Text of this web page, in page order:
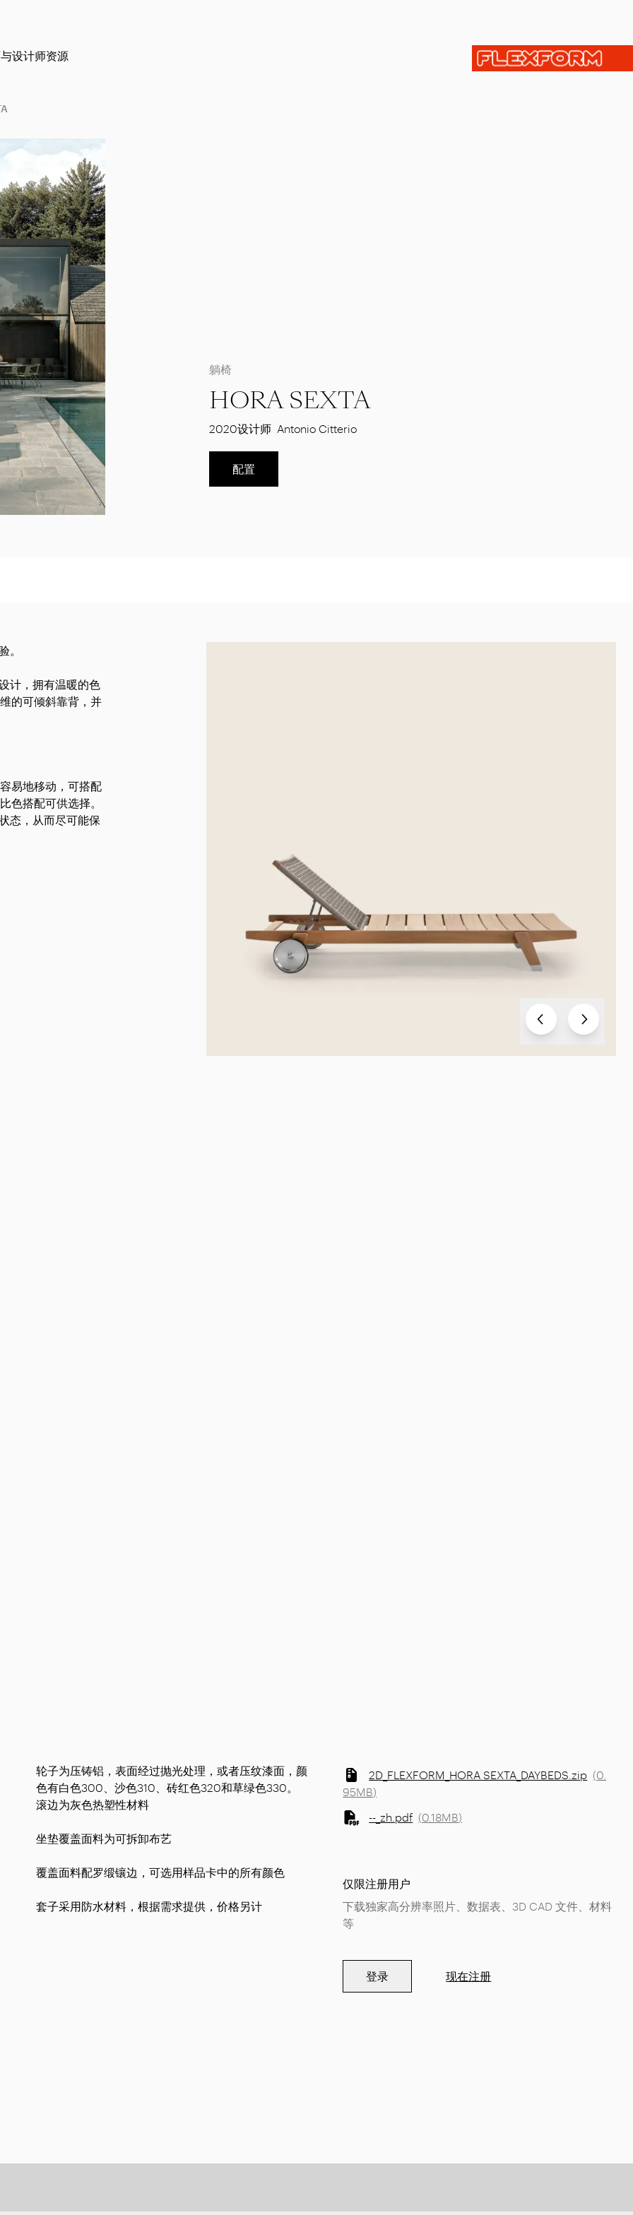
设计师资源
躺椅
HORA SEXTA
2020设计师 Antonio Citterio
配置
。
计，拥有温暖的色
的可倾斜靠背，并
易地移动，可搭配
色搭配可供选择。
态，从而尽可能保
Test Test
轮子为压铸铝，表面经过抛光处理，或者压纹漆面，颜
色有白色300、沙色310、砖红色320和草绿色330。
滚边为灰色热塑性材料
坐垫覆盖面料为可拆卸布艺
覆盖面料配罗缎镶边，可选用样品卡中的所有颜色
套子采用防水材料，根据需求提供，价格另计
2D_FLEXFORM_HORA SEXTA_DAYBEDS.zip (0.
95MB)
--_zh.pdf (0.18MB)
仅限注册用户
下载独家高分辨率照片、数据表、3D CAD 文件、材料
等
登录 现在注册